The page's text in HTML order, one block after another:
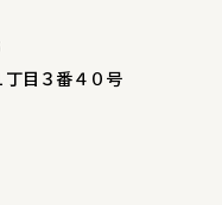
目３番４０号